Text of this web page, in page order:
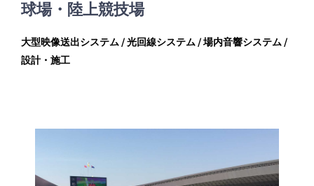
球場・陸上競技場
大型映像送出システム / 光回線システム / 場内音響システム /
設計・施工